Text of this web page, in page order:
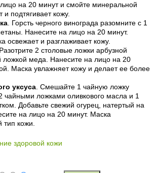
на 20 минут и смойте минеральной
подтягивает кожу.
. Горсть черного винограда разомните с 1
Нанесите на лицо на 20 минут.
освежает и разглаживает кожу.
Разотрите 2 столовые ложки арбузной
ложкой меда. Нанесите на лицо на 20
Маска увлажняет кожу и делает ее более
уксуса . Смешайте 1 чайную ложку
чайными ложками оливкового масла и 1
Добавьте свежий огурец, натертый на
на лицо на 20 минут. Маска
кожи.
здоровой кожи